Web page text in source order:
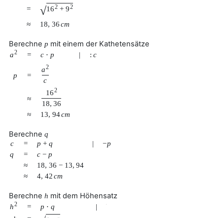
= √162 + 92
≈ 18, 36cm
Berechne p mit einem der Kathetensätze
a2 = c ⋅ p | : c
p =
a2
c
≈
162
18, 36
≈
13, 94cm
Berechne q
c
= p + q | −p
q
= c − p
≈
18, 36 − 13, 94
≈
4, 42cm
Berechne h mit dem Höhensatz
h2 = p ⋅ q |